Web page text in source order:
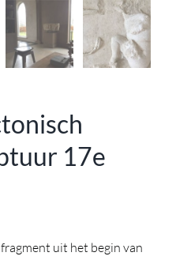
17e
uit het begin van